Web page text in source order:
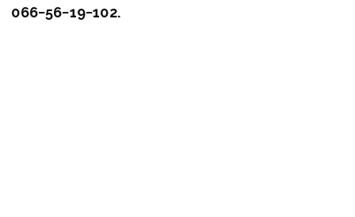
066−56−19−102.